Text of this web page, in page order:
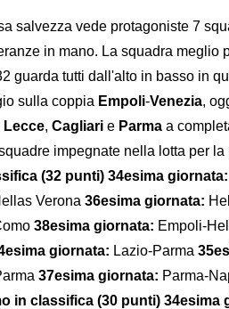
salvezza vede protagoniste 7
in mano. La squadra meglio
guarda tutti dall'alto in basso in
sulla coppia Empoli-Venezia,
Lecce, Cagliari e Parma a
impegnate nella lotta per la
(32 punti) 34esima giornata:
Verona 36esima giornata:
38esima giornata: Empoli-
giornata: Lazio-Parma
37esima giornata: Parma-
in classifica (30 punti) 34esima